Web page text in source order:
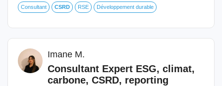
Consultant CSRD RSE Développement durable
Imane M.
Consultant Expert ESG, climat,
carbone, CSRD, reporting